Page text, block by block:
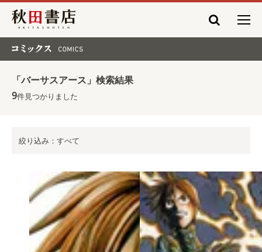
秋田書店
「バーサスアース」検索結果
9件見つかりました
絞り込み：すべて